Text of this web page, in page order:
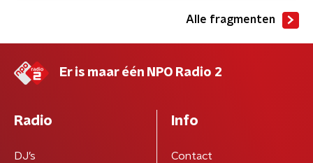
Alle fragmenten
Er is maar één NPO Radio 2
Radio
DJ’s
Info
Contact